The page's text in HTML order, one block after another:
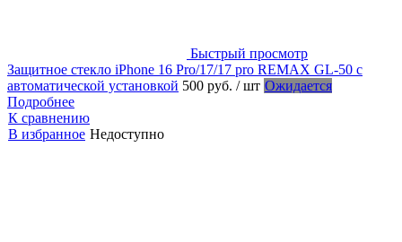
Быстрый просмотр
Защитное стекло iPhone 16 Pro/17/17 pro REMAX GL-50 с
автоматической установкой 500 руб. / шт Ожидается
Подробнее
К сравнению
В избранное Недоступно